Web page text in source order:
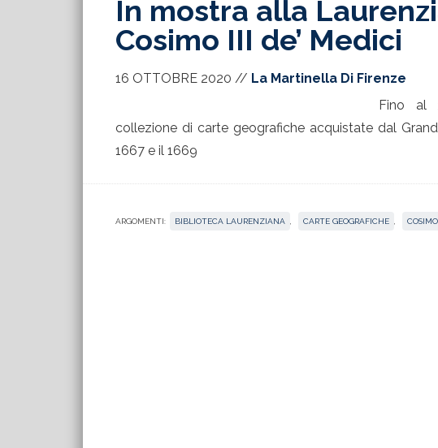
In mostra alla
Cosimo III de’ Medici
16 OTTOBRE 2020 // La Martinella Di Firenze
Fino al
collezione di carte geografiche acquistate dal
1667 e il 1669
ARGOMENTI: BIBLIOTECA LAURENZIANA CARTE GEOGRAFICHE